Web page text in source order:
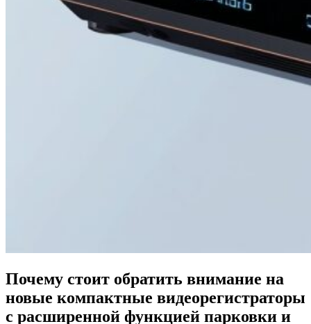
Почему стоит обратить внимание на
новые компактные видеорегистраторы
с расширенной функцией парковки и